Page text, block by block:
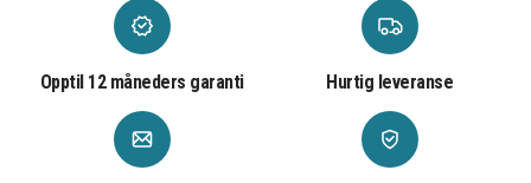
Opptil 12 måneders garanti Hurtig leveranse